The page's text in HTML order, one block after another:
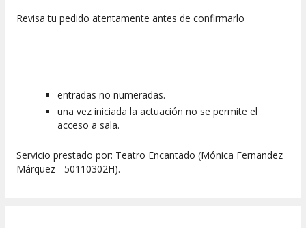
Revisa tu pedido atentamente antes de confirmarlo
entradas no numeradas.
una vez iniciada la actuación no se permite el
acceso a sala.
Servicio prestado por: Teatro Encantado (Mónica Fernandez
Márquez - 50110302H).